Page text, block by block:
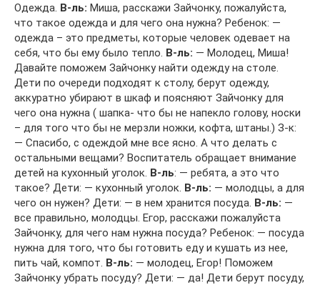
Одежда. В-ль: Миша, расскажи Зайчонку, пожалуйста,
что такое одежда и для чего она нужна? Ребенок: —
одежда – это предметы, которые человек одевает на
себя, что бы ему было тепло. В-ль: — Молодец, Миша!
Давайте поможем Зайчонку найти одежду на столе.
Дети по очереди подходят к столу, берут одежду,
аккуратно убирают в шкаф и поясняют Зайчонку для
чего она нужна ( шапка- что бы не напекло голову, носки
– для того что бы не мерзли ножки, кофта, штаны.) З-к:
— Спасибо, с одеждой мне все ясно. А что делать с
остальными вещами? Воспитатель обращает внимание
детей на кухонный уголок. В-ль: — ребята, а это что
такое? Дети: — кухонный уголок. В-ль: — молодцы, а для
чего он нужен? Дети: — в нем хранится посуда. В-ль: —
все правильно, молодцы. Егор, расскажи пожалуйста
Зайчонку, для чего нам нужна посуда? Ребенок: — посуда
нужна для того, что бы готовить еду и кушать из нее,
пить чай, компот. В-ль: — молодец, Егор! Поможем
Зайчонку убрать посуду? Дети: — да! Дети берут посуду,